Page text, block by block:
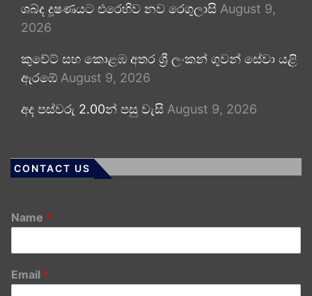
ශබ්ද දූෂණයට එරෙහිව නව රෙගුලාසි August 9,
2026
කුවේට් සහ කොළඹ අතර ශ්‍රී ලංකන් ගුවන් සේවා යළි
ඇරඹේ August 9, 2026
අද පස්වරු 2.00න් පසු වැසි August 9, 2026
CONTACT US
Name *
Email *